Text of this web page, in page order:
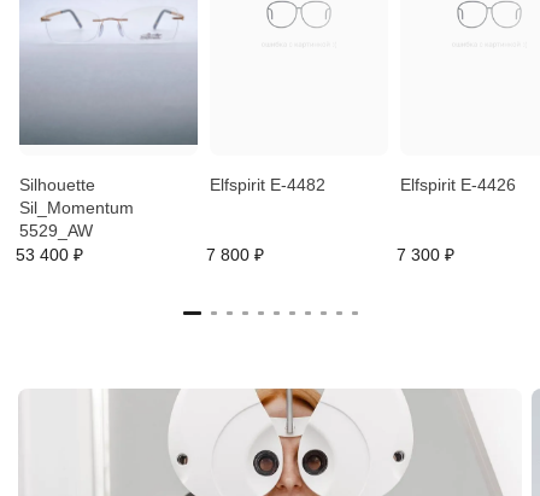
Silhouette
Sil_Momentum
5529_AW
53 400 ₽
Elfspirit E-4482
7 800 ₽
Elfspirit E-4426
7 300 ₽